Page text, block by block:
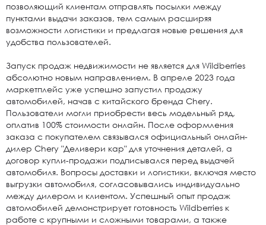
позволяющий клиентам отправлять посылки между
пунктами выдачи заказов, тем самым расширяя
возможности логистики и предлагая новые решения для
удобства пользователей.
Запуск продаж недвижимости не является для Wildberries
абсолютно новым направлением. В апреле 2023 года
маркетплейс уже успешно запустил продажу
автомобилей, начав с китайского бренда Chery.
Пользователи могли приобрести весь модельный ряд,
оплатив 100% стоимости онлайн. После оформления
заказа с покупателем связывался официальный онлайн-
дилер Chery "Деливери кар" для уточнения деталей, а
договор купли-продажи подписывался перед выдачей
автомобиля. Вопросы доставки и логистики, включая место
выгрузки автомобиля, согласовывались индивидуально
между дилером и клиентом. Успешный опыт продаж
автомобилей демонстрирует готовность Wildberries к
работе с крупными и сложными товарами, а также